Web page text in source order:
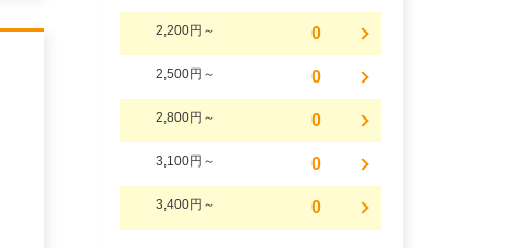
2,200円～ 0
2,500円～ 0
2,800円～ 0
3,100円～ 0
3,400円～ 0